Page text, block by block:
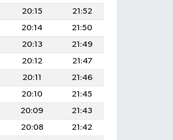
20:15
21:52
20:14
21:50
20:13
21:49
20:12
21:47
20:11
21:46
20:10
21:45
20:09
21:43
20:08
21:42